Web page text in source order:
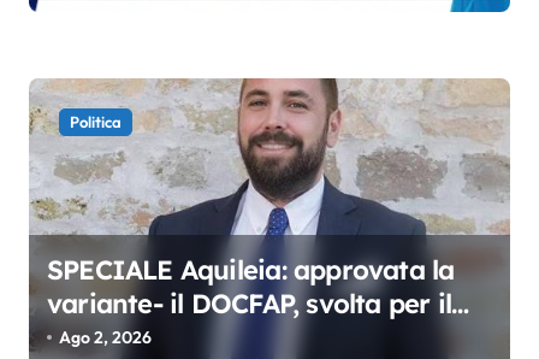
Politica
SPECIALE Aquileia: approvata la
variante- il DOCFAP, svolta per il
futuro della città
Ago 2, 2026